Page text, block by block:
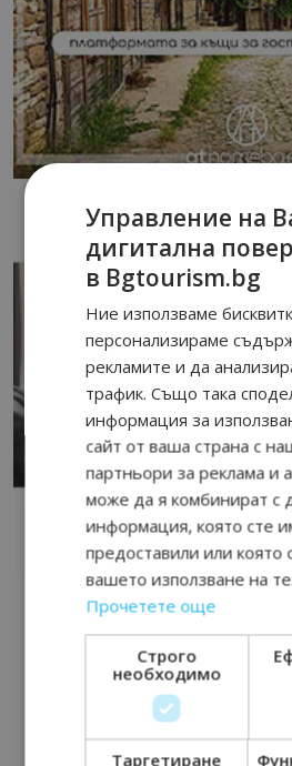
Управление на
дигитална
в Bgtourism.bg
Ние използваме
персонализираме
рекламите и да
трафик. Също така
информация за
сайт от ваша страна с
партньори за реклама и
може да я комбинират с
информация, която сте
предоставили или която
вашето използване на
Прочетете още
Строго
необходимо
Таргетиране